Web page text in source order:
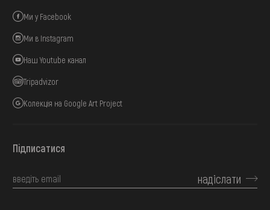
Ми у Facebook
Ми в Instagram
Наш Youtube канал
Tripadvizor
Колекція на Google Art Project
Підписатися
надіслати